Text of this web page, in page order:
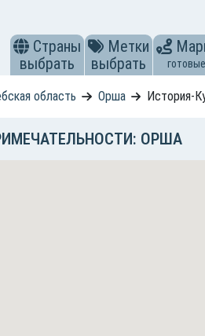
Страны
выбрать
Метки
выбрать
область Орша История-
ОРША